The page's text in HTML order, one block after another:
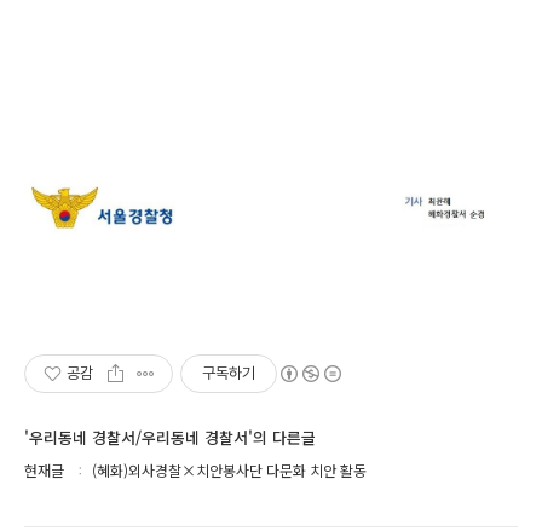
공감 구독하기
'우리동네 경찰서/우리동네 경찰서'의 다른글
현재글 (혜화)외사경찰×치안봉사단 다문화 치안 활동